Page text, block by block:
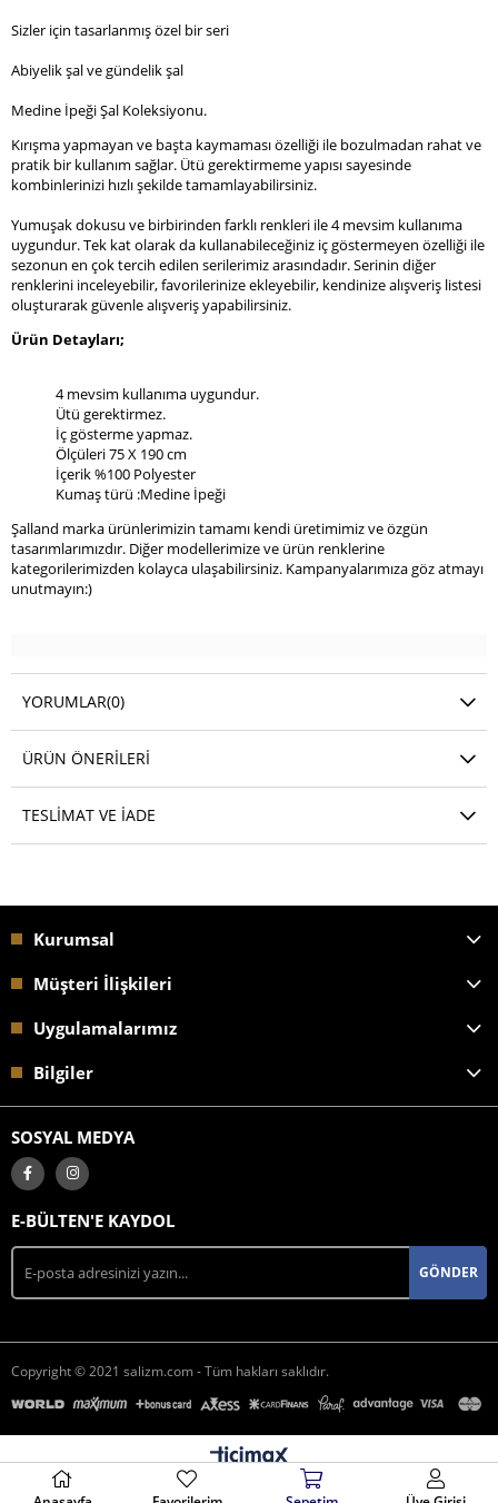
Sizler için tasarlanmış özel bir seri
Abiyelik şal ve gündelik şal
Medine İpeği Şal Koleksiyonu.
Kırışma yapmayan ve başta kaymaması özelliği ile bozulmadan rahat ve
pratik bir kullanım sağlar. Ütü gerektirmeme yapısı sayesinde
kombinlerinizi hızlı şekilde tamamlayabilirsiniz.
Yumuşak dokusu ve birbirinden farklı renkleri ile 4 mevsim kullanıma
uygundur. Tek kat olarak da kullanabileceğiniz iç göstermeyen özelliği ile
sezonun en çok tercih edilen serilerimiz arasındadır. Serinin diğer
renklerini inceleyebilir, favorilerinize ekleyebilir, kendinize alışveriş listesi
oluşturarak güvenle alışveriş yapabilirsiniz.
Ürün Detayları;
4 mevsim kullanıma uygundur.
Ütü gerektirmez.
İç gösterme yapmaz.
Ölçüleri 75 X 190 cm
İçerik %100 Polyester
Kumaş türü :Medine İpeği
Şalland marka ürünlerimizin tamamı kendi üretimimiz ve özgün
tasarımlarımızdır. Diğer modellerimize ve ürün renklerine
kategorilerimizden kolayca ulaşabilirsiniz. Kampanyalarımıza göz atmayı
unutmayın:)
YORUMLAR(0)
ÜRÜN ÖNERILERI
TESLIMAT VE İADE
Kurumsal
Müşteri İlişkileri
Uygulamalarımız
Bilgiler
SOSYAL MEDYA
E-BÜLTEN'E KAYDOL
GÖNDER
Copyright © 2021 salizm.com - Tüm hakları saklıdır.